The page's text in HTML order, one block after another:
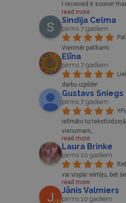
I received it sooner
read more
Sindija Celma
pirms 7 gadiem
Vienmēr patīkami.
Elīna
pirms 7 gadiem
darbu izpilde!
Gustavs Sniegs
pirms 7 gadiem
ielīmētu to
vienumam,...
read more
Laura Brinke
pirms 10 gadiem
vai vispār vērtēju, bet
read more
Jānis Valmiers
pirms 10 gadiem